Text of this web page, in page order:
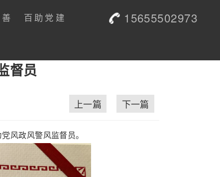
百助党建 15655502973
督员
下一篇
上一篇
风政风警风监督员。